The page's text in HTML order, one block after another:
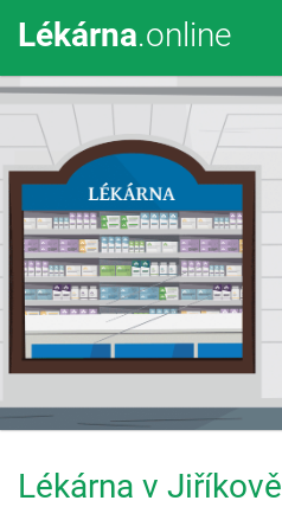
Lékárna.online
Lékárna v Jiříkově